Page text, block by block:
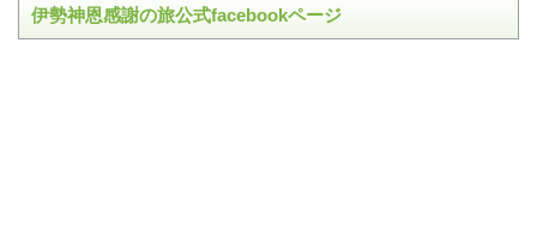
伊勢神恩感謝の旅公式facebookページ